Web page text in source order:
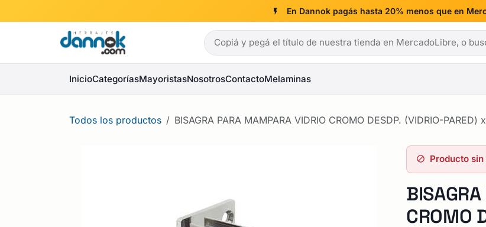
En Dannok pagás hasta 20% menos que en
InicioCategoríasMayoristasNosotrosContactoMelaminas
Todos los productos BISAGRA PARA MAMPARA VIDRIO CROMO DESDP. (VIDRIO-PARED)
Producto
CROMO